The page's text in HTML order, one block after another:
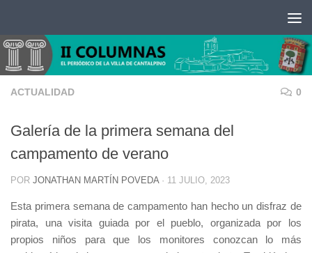
ACTUALIDAD 0
Galería de la primera semana del
campamento de verano
POR JONATHAN MARTÍN POVEDA · 11 JULIO, 2023
Esta primera semana de campamento han hecho un disfraz de
pirata, una visita guiada por el pueblo, organizada por los
propios niños para que los monitores conozcan lo más